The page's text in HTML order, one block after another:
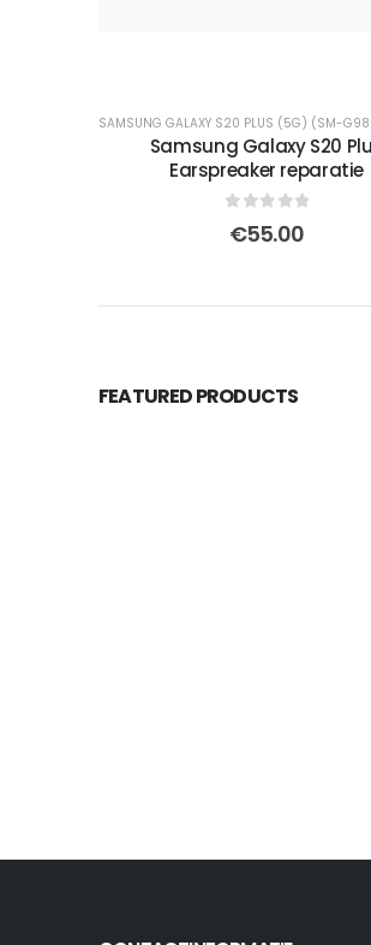
Samsung Galaxy S20
Earspreaker reparatie
out of 5
€55.00
FEATURED PRODUCTS